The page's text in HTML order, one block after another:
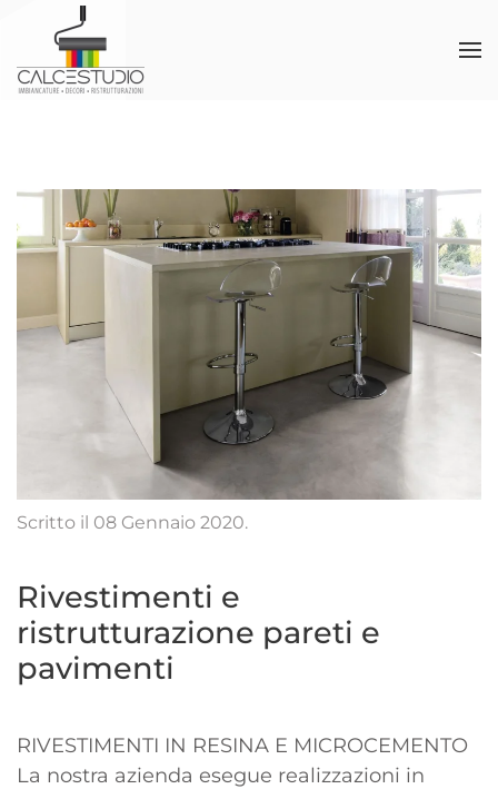
Skip to main content
Scritto il 08 Gennaio 2020.
Rivestimenti e
ristrutturazione pareti e
pavimenti
RIVESTIMENTI IN RESINA E MICROCEMENTO
La nostra azienda esegue realizzazioni in